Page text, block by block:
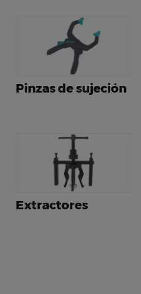
Pinzas de sujeción
Extractores